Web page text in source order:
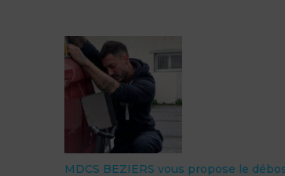
MDCS BEZIERS vous propose le